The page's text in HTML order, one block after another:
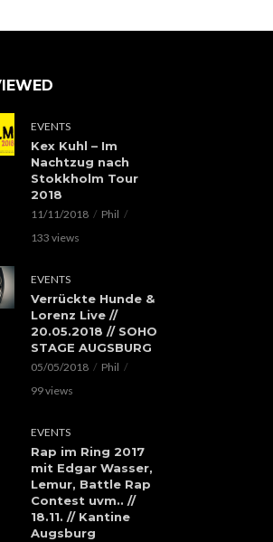
EVENTS
Kex Kuhl – Im
Nachtzug nach
Stokkholm Tour
2018
11/11/2018
Phil
133 views
EVENTS
Verrückte Hunde &
Lorenz Live //
20.05.2018 // SOHO
STAGE AUGSBURG
05/05/2018
Phil
99 views
EVENTS
Rap im Ring 2017
mit Edgar Wasser,
Lemur, Battle Rap
Contest uvm.. //
18.11. // Kantine
Augsburg